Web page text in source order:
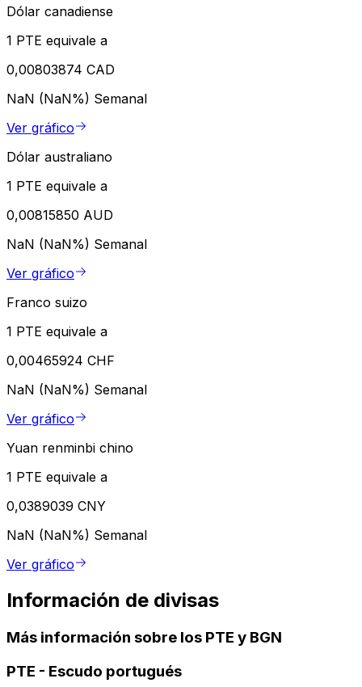
Dólar canadiense
1 PTE equivale a
0,00803874 CAD
NaN (NaN%) Semanal
Ver gráfico
Dólar australiano
1 PTE equivale a
0,00815850 AUD
NaN (NaN%) Semanal
Ver gráfico
Franco suizo
1 PTE equivale a
0,00465924 CHF
NaN (NaN%) Semanal
Ver gráfico
Yuan renminbi chino
1 PTE equivale a
0,0389039 CNY
NaN (NaN%) Semanal
Ver gráfico
Información de divisas
Más información sobre los PTE y BGN
PTE - Escudo portugués